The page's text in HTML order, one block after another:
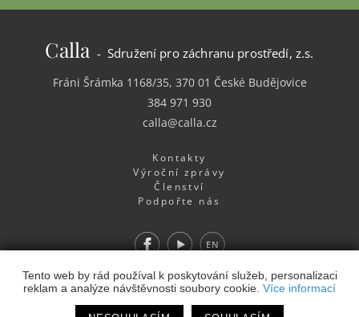
Tento web by rád používal k poskytování služeb, personalizaci
reklam a analýze návštěvnosti soubory cookie. Více informací
Calla- Sdružení pro záchranu prostředí, z.s.
Fráni Šrámka 1168/35, 370 01 České Budějovice
384 971 930
calla@calla.cz
Kontakty
Výroční zprávy
Členství
Podpořte nás
FacebookYoutube EN
Webdesign& Webhosting&publikační systém Toolkit-
Studio